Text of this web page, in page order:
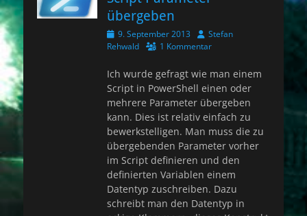
übergeben
Veröffentlicht
am
9. September 2013 AutorStefan
Rehwald
1 Kommentar
Ich wurde gefragt wie man einem
Script in PowerShell einen oder
mehrere Parameter übergeben
kann. Dies ist relativ einfach zu
bewerkstelligen. Man muss die zu
übergebenden Parameter vorher
im Script definieren und den
definierten Variablen einem
Datentyp zuschreiben. Dazu
schreibt man den Datentyp in